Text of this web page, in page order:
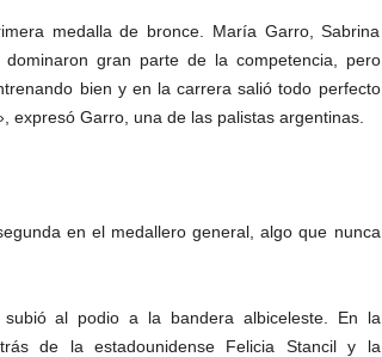
medalla de bronce. María Garro, Sabrina
gran parte de la competencia, pero
bien y en la carrera salió todo perfecto
Garro, una de las palistas argentinas.
en el medallero general, algo que nunca
al podio a la bandera albiceleste. En la
de la estadounidense Felicia Stancil y la